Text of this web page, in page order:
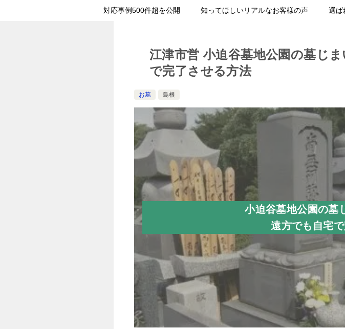
対応事例500件超を公開 知ってほしいリアルなお客様の声 選ば
江津市営 小迫谷墓地公園の墓じ
で完了させる方法
お墓 島根
小迫谷墓地公園の墓
遠方でも自宅